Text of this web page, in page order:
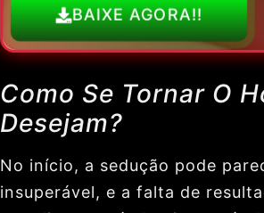
BAIXE AGORA!!
Como Se Tornar O
Desejam?
No início, a sedução pode
insuperável, e a falta de